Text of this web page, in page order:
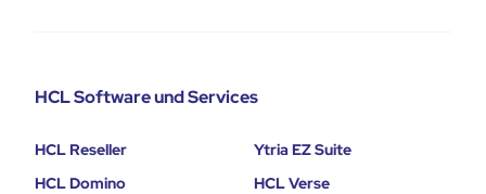
HCL Software und Services
HCL Reseller
HCL Domino
Ytria EZ Suite
HCL Verse